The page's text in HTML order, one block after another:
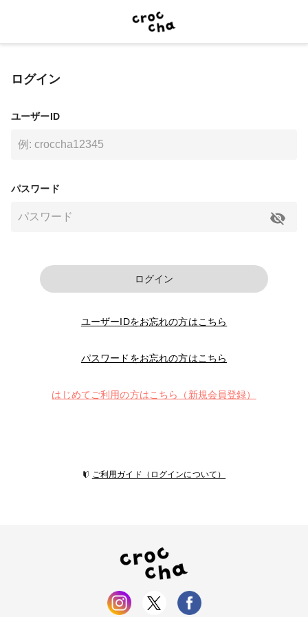
ログイン
ユーザーID
パスワード
ログイン
ユーザーIDをお忘れの方はこちら
パスワードをお忘れの方はこちら
はじめてご利用の方はこちら（新規会員登録）
ご利用ガイド（ログインについて）